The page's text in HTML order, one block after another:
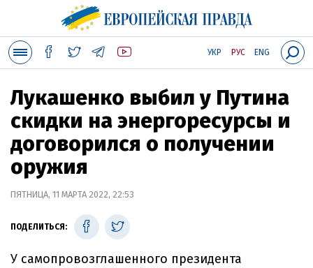
УКР РУС ENG
Лукашенко выбил у Путина
скидки на энергоресурсы и
договорился о получении
оружия
ПЯТНИЦА, 11 МАРТА 2022, 22:53
ПОДЕЛИТЬСЯ:
У самопровозглашенного президента